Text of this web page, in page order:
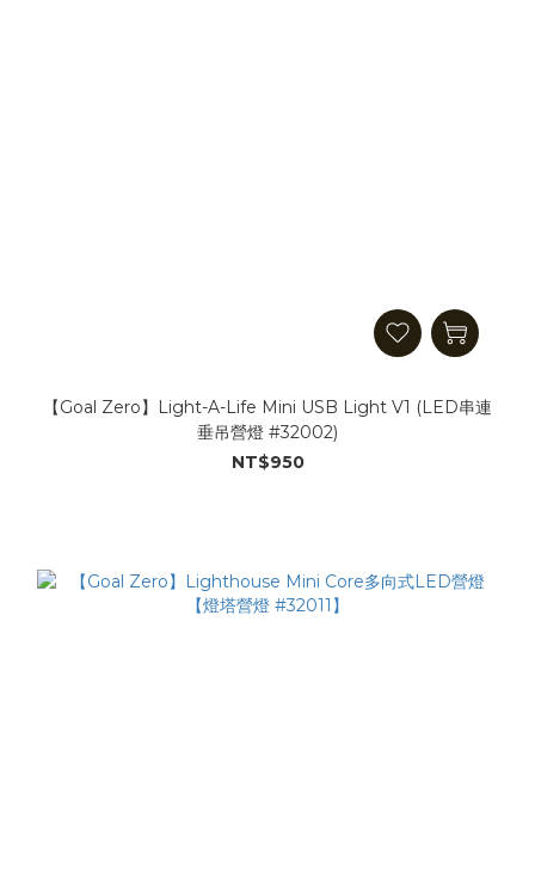
【Goal Zero】Light-A-Life Mini USB Light V1 (LED串連
垂吊營燈 #32002)
NT$950